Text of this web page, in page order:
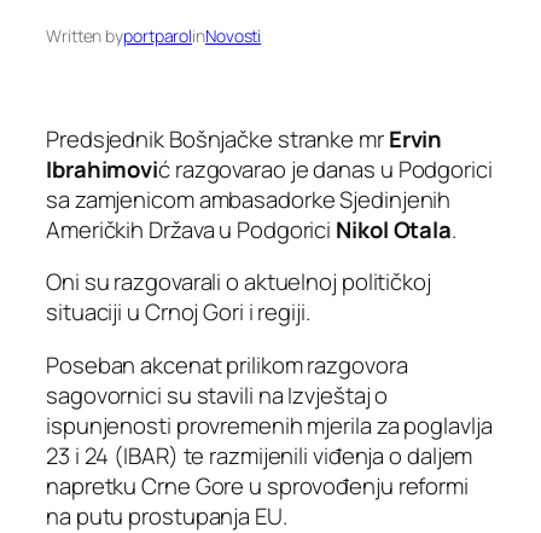
Written byportparolinNovosti
Predsjednik Bošnjačke stranke mrErvin
Ibrahimović razgovarao je danas u Podgorici
sa zamjenicom ambasadorke Sjedinjenih
Američkih Država u Podgorici NikolOtala.
Oni su razgovarali o aktuelnoj političkoj
situaciji u Crnoj Gori i regiji.
Poseban akcenat prilikom razgovora
sagovornici su stavili na Izvještaj o
ispunjenosti provremenih mjerila za poglavlja
23 i 24 (IBAR) te razmijenili viđenja o daljem
napretku Crne Gore u sprovođenju reformi
na putu prostupanja EU.